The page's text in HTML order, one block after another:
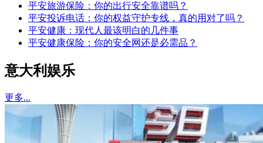
平安旅游保险：你的出行安全靠谱吗？
平安投诉电话：你的权益守护专线，真的用对了吗？
平安健康：现代人最该明白的几件事
平安健康保险：你的安全网还是必需品？
意大利娱乐
更多...